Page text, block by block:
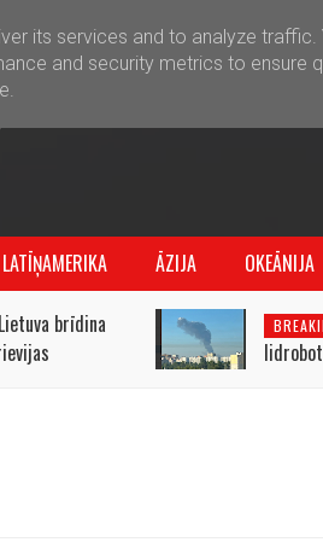
LATĪŅAMERIKA ĀZIJA OKEĀNIJA
Lietuva brīdina
its services and to analyze traffic.
and security metrics to ensure